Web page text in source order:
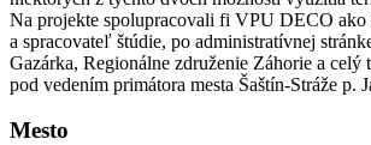
Na projekte spolupracovali fi VPU DECO ako
a spracovateľ štúdie, po administratívnej
Gazárka, Regionálne združenie Záhorie a celý
pod vedením primátora mesta Šaštín-Stráže p.
Mesto